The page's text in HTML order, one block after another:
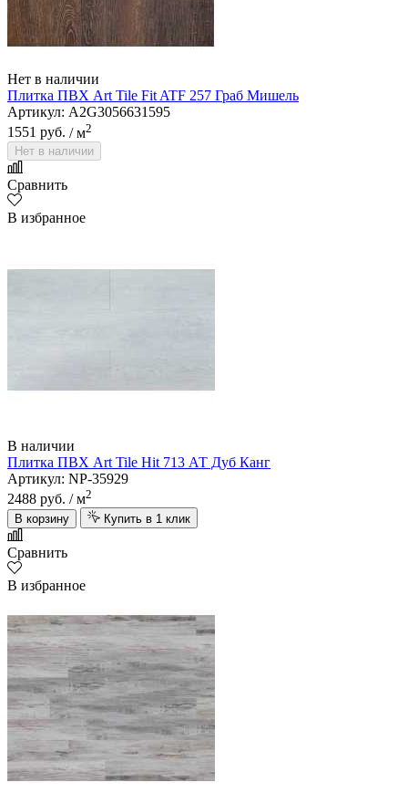
Нет в наличии
Плитка ПВХ Art Tile Fit ATF 257 Граб Мишель
Артикул: A2G3056631595
1551 руб. / м2
Нет в наличии
Сравнить
В избранное
В наличии
Плитка ПВХ Art Tile Hit 713 АТ Дуб Канг
Артикул: NP-35929
2488 руб. / м2
В корзину
Купить в 1 клик
Сравнить
В избранное